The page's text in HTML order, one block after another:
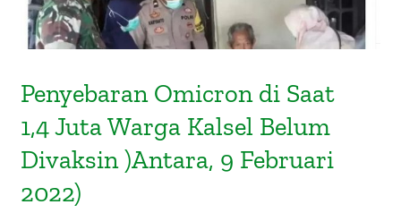
Penyebaran Omicron di Saat
1,4 Juta Warga Kalsel Belum
Divaksin )Antara, 9 Februari
2022)